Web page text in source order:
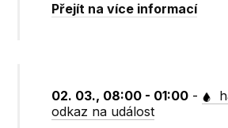
Přejít na více informací
02. 03., 08:00 - 01:00 -
odkaz na událost